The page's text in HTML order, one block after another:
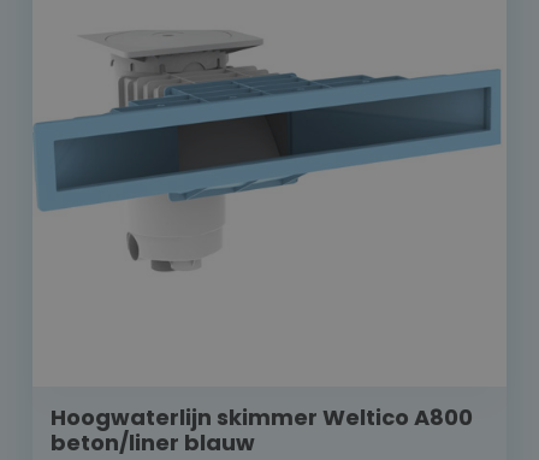
Hoogwaterlijn skimmer Weltico A800
beton/liner blauw